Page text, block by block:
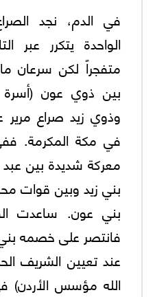
في الدم، نجد
الواحدة يتكرر عبر
متفجراً لكن سرعان
بين ذوي عون (أسرة
وذوي زيد صراع مرير
معركة شديدة بين
بني زيد وبين قوات
بني عون. ساعدت
فانتصر على خصمه
عند تعيين الشريف
الله مؤسس